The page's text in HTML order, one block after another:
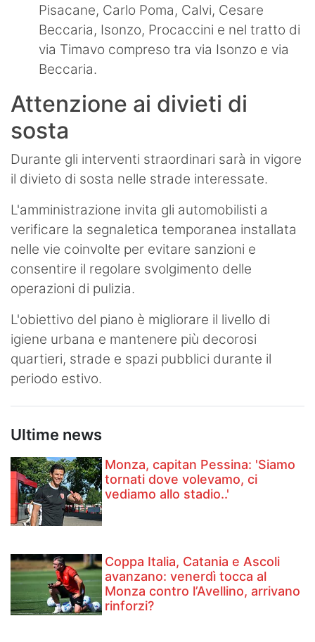
Pisacane, Carlo Poma, Calvi, Cesare
Beccaria, Isonzo, Procaccini e nel tratto di
via Timavo compreso tra via Isonzo e via
Beccaria.
Attenzione ai divieti di
sosta
Durante gli interventi straordinari sarà in vigore
il divieto di sosta nelle strade interessate.
L'amministrazione invita gli automobilisti a
verificare la segnaletica temporanea installata
nelle vie coinvolte per evitare sanzioni e
consentire il regolare svolgimento delle
operazioni di pulizia.
L'obiettivo del piano è migliorare il livello di
igiene urbana e mantenere più decorosi
quartieri, strade e spazi pubblici durante il
periodo estivo.
Ultime news
Monza, capitan Pessina: 'Siamo
tornati dove volevamo, ci
vediamo allo stadio..'
Coppa Italia, Catania e Ascoli
avanzano: venerdì tocca al
Monza contro l’Avellino, arrivano
rinforzi?